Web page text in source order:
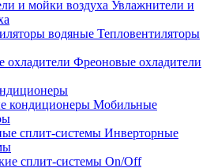
Увлажнители и
Тепловентиляторы
Фреоновые охладители
Мобильные
Инверторные